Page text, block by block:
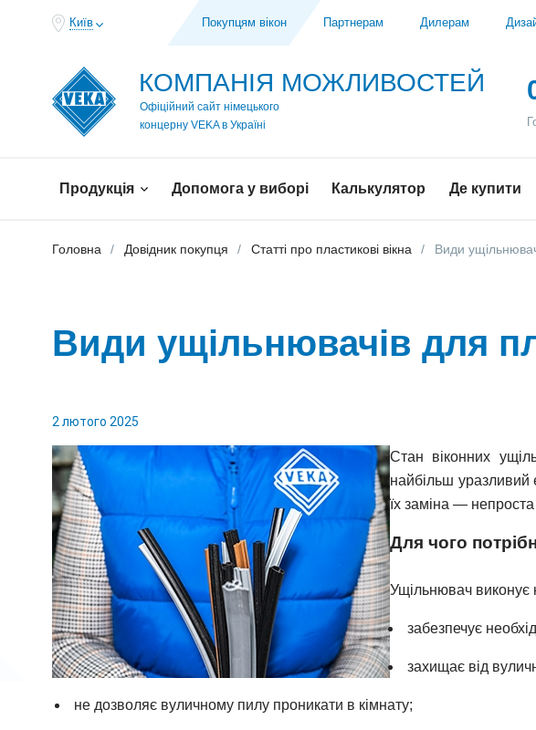
Київ Покупцям вікон Партнерам Дилерам
КОМПАНІЯ МОЖЛИВОСТЕЙ
Офіційний сайт німецького
концерну VEKA в Україні
Продукція Допомога у виборі Калькулятор Де купити
Головна Довідник покупця Статті про пластикові вікна Види
Види ущільнювачів для
2 лютого 2025
Стан віконних
найбільш уразливий
їх заміна — непроста
Для чого
Ущільнювач виконує
забезпечує
захищає від
не дозволяє вуличному пилу проникати в кімнату;